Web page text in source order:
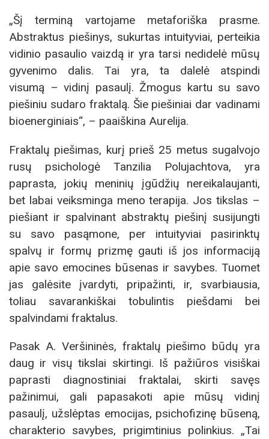
„Šį terminą vartojame metaforiška prasme.
Abstraktus piešinys, sukurtas intuityviai, perteikia
vidinio pasaulio vaizdą ir yra tarsi nedidelė mūsų
gyvenimo dalis. Tai yra, ta dalelė atspindi
visumą – vidinį pasaulį. Žmogus kartu su savo
piešiniu sudaro fraktalą. Šie piešiniai dar vadinami
bioenerginiais“, – paaiškina Aurelija.
Fraktalų piešimas, kurį prieš 25 metus sugalvojo
rusų psichologė Tanzilia Polujachtova, yra
paprasta, jokių meninių įgūdžių nereikalaujanti,
bet labai veiksminga meno terapija. Jos tikslas –
piešiant ir spalvinant abstraktų piešinį susijungti
su savo pasąmone, per intuityviai pasirinktų
spalvų ir formų prizmę gauti iš jos informaciją
apie savo emocines būsenas ir savybes. Tuomet
jas galėsite įvardyti, pripažinti, ir, svarbiausia,
toliau savarankiškai tobulintis piešdami bei
spalvindami fraktalus.
Pasak A. Veršininės, fraktalų piešimo būdų yra
daug ir visų tikslai skirtingi. Iš pažiūros visiškai
paprasti diagnostiniai fraktalai, skirti savęs
pažinimui, gali papasakoti apie mūsų vidinį
pasaulį, užslėptas emocijas, psichofizinę būseną,
charakterio savybes, prigimtinius polinkius. „Tai